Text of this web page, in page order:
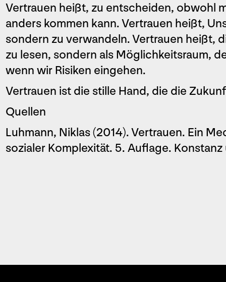
Vertrauen heißt, zu entscheiden, obwohl
anders kommen kann. Vertrauen heißt,
sondern zu verwandeln. Vertrauen heißt,
zu lesen, sondern als Möglichkeitsraum,
wenn wir Risiken eingehen.
Vertrauen ist die stille Hand, die die
Quellen
Luhmann, Niklas (2014). Vertrauen. Ein
sozialer Komplexität. 5. Auflage.